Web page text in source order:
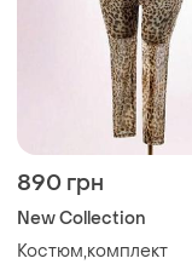
890 грн
New Collection
Костюм,комплект